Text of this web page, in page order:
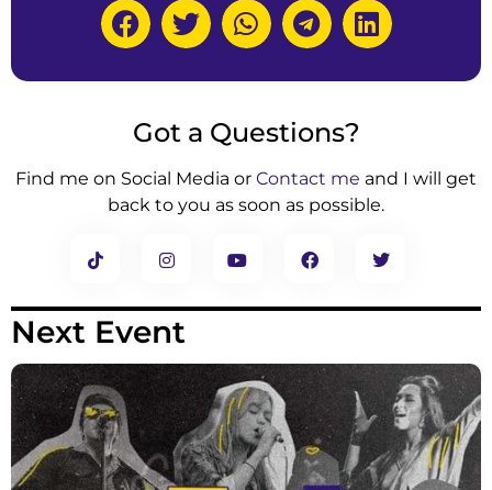
Got a Questions?
Find me on Social Media or Contact me and I will get
back to you as soon as possible.
Next Event